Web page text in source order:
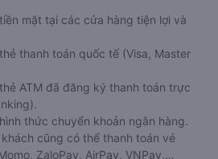
mặt tại các cửa hàng tiện lợi và
thanh toán quốc tế (Visa, Master
ATM đã đăng ký thanh toán trực
thức chuyển khoản ngân hàng.
cũng có thể thanh toán vé
ZaloPay, AirPay, VNPay,…